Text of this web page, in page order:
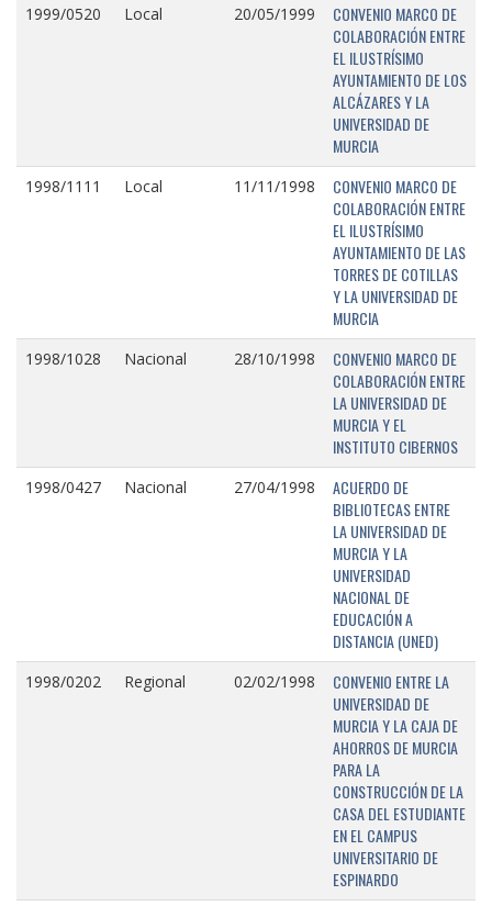
1999/0520 Local 20/05/1999
CONVENIO MARCO DE
COLABORACIÓN ENTRE
EL ILUSTRÍSIMO
AYUNTAMIENTO DE LOS
ALCÁZARES Y LA
UNIVERSIDAD DE
MURCIA
1998/1111 Local 11/11/1998
CONVENIO MARCO DE
COLABORACIÓN ENTRE
EL ILUSTRÍSIMO
AYUNTAMIENTO DE LAS
TORRES DE COTILLAS
Y LA UNIVERSIDAD DE
MURCIA
1998/1028 Nacional 28/10/1998
CONVENIO MARCO DE
COLABORACIÓN ENTRE
LA UNIVERSIDAD DE
MURCIA Y EL
INSTITUTO CIBERNOS
1998/0427 Nacional 27/04/1998
ACUERDO DE
BIBLIOTECAS ENTRE
LA UNIVERSIDAD DE
MURCIA Y LA
UNIVERSIDAD
NACIONAL DE
EDUCACIÓN A
DISTANCIA (UNED)
1998/0202 Regional 02/02/1998
CONVENIO ENTRE LA
UNIVERSIDAD DE
MURCIA Y LA CAJA DE
AHORROS DE MURCIA
PARA LA
CONSTRUCCIÓN DE LA
CASA DEL ESTUDIANTE
EN EL CAMPUS
UNIVERSITARIO DE
ESPINARDO